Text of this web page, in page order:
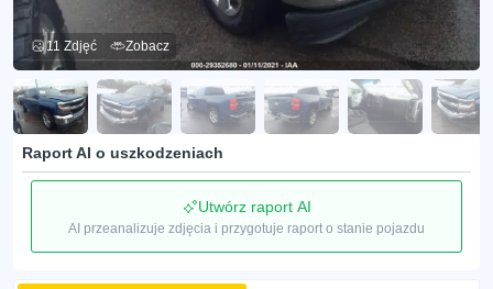
11 Zdjęć Zobacz
Raport AI o uszkodzeniach
Utwórz raport AI
AI przeanalizuje zdjęcia i przygotuje raport o stanie pojazdu